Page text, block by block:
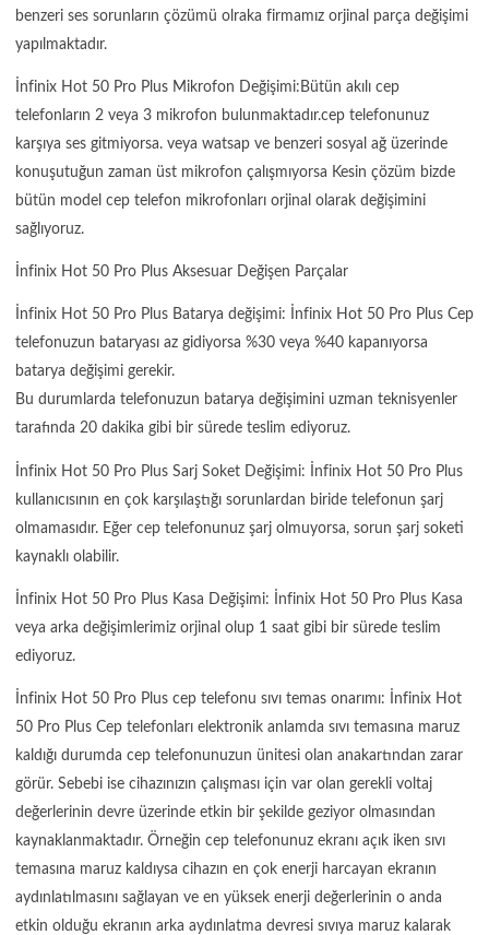
benzeri ses sorunların çözümü olraka firmamız orjinal parça değişimi
yapılmaktadır.
İnfinix Hot 50 Pro Plus Mikrofon Değişimi:Bütün akılı cep
telefonların 2 veya 3 mikrofon bulunmaktadır.cep telefonunuz
karşıya ses gitmiyorsa. veya watsap ve benzeri sosyal ağ üzerinde
konuşutuğun zaman üst mikrofon çalışmıyorsa Kesin çözüm bizde
bütün model cep telefon mikrofonları orjinal olarak değişimini
sağlıyoruz.
İnfinix Hot 50 Pro Plus Aksesuar Değişen Parçalar
İnfinix Hot 50 Pro Plus Batarya değişimi: İnfinix Hot 50 Pro Plus Cep
telefonuzun bataryası az gidiyorsa %30 veya %40 kapanıyorsa
batarya değişimi gerekir.
Bu durumlarda telefonuzun batarya değişimini uzman teknisyenler
tarafında 20 dakika gibi bir sürede teslim ediyoruz.
İnfinix Hot 50 Pro Plus Sarj Soket Değişimi: İnfinix Hot 50 Pro Plus
kullanıcısının en çok karşılaştığı sorunlardan biride telefonun şarj
olmamasıdır. Eğer cep telefonunuz şarj olmuyorsa, sorun şarj soketi
kaynaklı olabilir.
İnfinix Hot 50 Pro Plus Kasa Değişimi: İnfinix Hot 50 Pro Plus Kasa
veya arka değişimlerimiz orjinal olup 1 saat gibi bir sürede teslim
ediyoruz.
İnfinix Hot 50 Pro Plus cep telefonu sıvı temas onarımı: İnfinix Hot
50 Pro Plus Cep telefonları elektronik anlamda sıvı temasına maruz
kaldığı durumda cep telefonunuzun ünitesi olan anakartından zarar
görür. Sebebi ise cihazınızın çalışması için var olan gerekli voltaj
değerlerinin devre üzerinde etkin bir şekilde geziyor olmasından
kaynaklanmaktadır. Örneğin cep telefonunuz ekranı açık iken sıvı
temasına maruz kaldıysa cihazın en çok enerji harcayan ekranın
aydınlatılmasını sağlayan ve en yüksek enerji değerlerinin o anda
etkin olduğu ekranın arka aydınlatma devresi sıvıya maruz kalarak